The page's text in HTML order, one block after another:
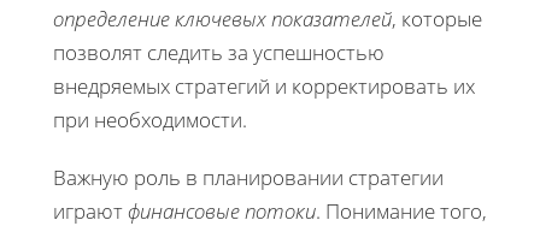
определение ключевых показателей, которые
позволят следить за успешностью
внедряемых стратегий и корректировать их
при необходимости.
Важную роль в планировании стратегии
играютфинансовые потоки. Понимание того,